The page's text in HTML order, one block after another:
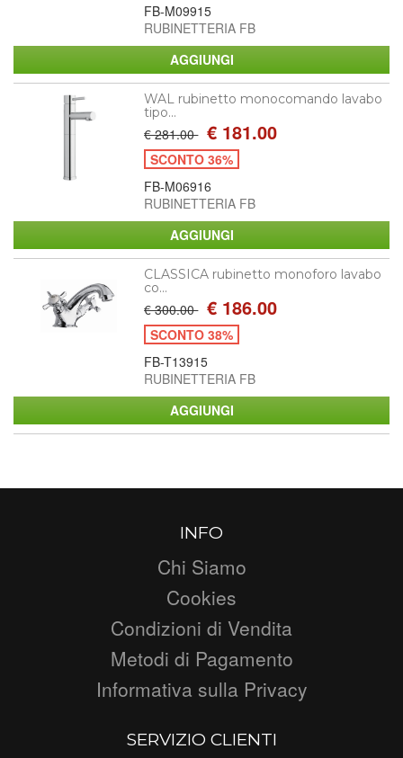
FB-M09915
RUBINETTERIA FB
WAL rubinetto monocomando lavabo
tipo...
€ 281.00 € 181.00
SCONTO 36%
FB-M06916
RUBINETTERIA FB
CLASSICA rubinetto monoforo lavabo
co...
€ 300.00 € 186.00
SCONTO 38%
FB-T13915
RUBINETTERIA FB
INFO
Chi Siamo
Cookies
Condizioni di Vendita
Metodi di Pagamento
Informativa sulla Privacy
SERVIZIO CLIENTI